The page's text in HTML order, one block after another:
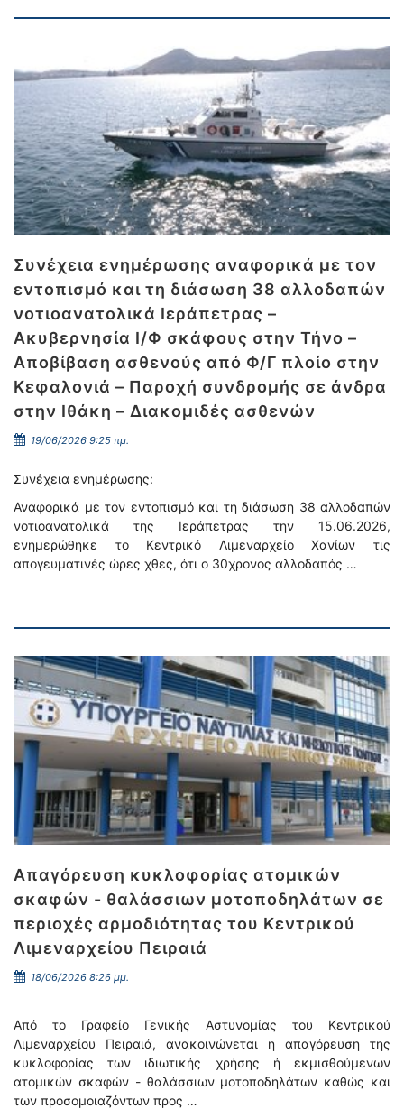
Συνέχεια ενημέρωσης αναφορικά με τον
εντοπισμό και τη διάσωση 38 αλλοδαπών
νοτιοανατολικά Ιεράπετρας –
Ακυβερνησία Ι/Φ σκάφους στην Τήνο –
Αποβίβαση ασθενούς από Φ/Γ πλοίο στην
Κεφαλονιά – Παροχή συνδρομής σε άνδρα
στην Ιθάκη – Διακομιδές ασθενών
19/06/2026 9:25 πμ.
Συνέχεια ενημέρωσης:
Αναφορικά με τον εντοπισμό και τη διάσωση 38 αλλοδαπών
νοτιοανατολικά της Ιεράπετρας την 15.06.2026,
ενημερώθηκε το Κεντρικό Λιμεναρχείο Χανίων τις
απογευματινές ώρες χθες, ότι ο 30χρονος αλλοδαπός …
Απαγόρευση κυκλοφορίας ατομικών
σκαφών - θαλάσσιων μοτοποδηλάτων σε
περιοχές αρμοδιότητας του Κεντρικού
Λιμεναρχείου Πειραιά
18/06/2026 8:26 μμ.
Από το Γραφείο Γενικής Αστυνομίας του Κεντρικού
Λιμεναρχείου Πειραιά, ανακοινώνεται η απαγόρευση της
κυκλοφορίας των ιδιωτικής χρήσης ή εκμισθούμενων
ατομικών σκαφών - θαλάσσιων μοτοποδηλάτων καθώς και
των προσομοιαζόντων προς …